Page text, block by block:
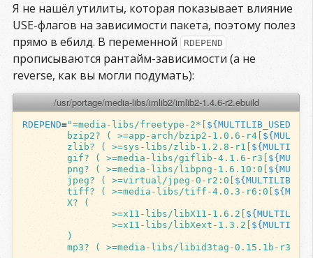
- - optimisememory : Enable optimisation for
memory rather than performance.
+ + png : Add support for libpng
(PNG images)
+ + postproc : Enables image post-
processing via libpostproc (part of FFmpeg).
visualization plugin.
- - pulseaudio : Add support for
PulseAudio sound server
qt4 : (Restricted to
>=media-
video/vlc-0.9 )
                         Builds a Qt4 based
frontend, a graphical interface.
qt5 : ( Restricted to
>=media-
video/vlc-2.2
                         Builds a Qt5 based
frontend, a graphical interface.
rdp
RDP/Remote Desktop client support
Я не нашёл утилиты, которая показывает влияние
USE-флагов на зависимости пакета, поэтому полез
прямо в ебилд. В переменной
RDEPEND
прописываются рантайм-зависимости (а не
reverse, как вы могли подумать):
/usr/portage/media-libs/imlib2/imlib2-1.4.6-r2.ebuild
RDEPEND="=media-libs/freetype-2*[ ${ MULTILIB_USEDEP
        bzip2? ( >=app-arch/bzip2-1.0.6-r4[
${
        zlib? ( >=sys-libs/zlib-1.2.8-r1[
${
        gif? ( >=media-libs/giflib-4.1.6-r3[
${
        png? ( >=media-libs/libpng-1.6.10:0[
${
        jpeg? ( >=virtual/jpeg-0-r2:0[
${
        tiff? ( >=media-libs/tiff-4.0.3-r6:0[
${
        X? (
                >=x11-libs/libX11-1.6.2[
${
                >=x11-libs/libXext-1.3.2[
${
        )
        mp3? ( >=media-libs/libid3tag-0.15.1b-r3[